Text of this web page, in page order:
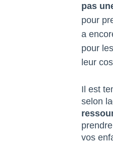
pas
pour
a
pour
leur
Il est
selon
vos